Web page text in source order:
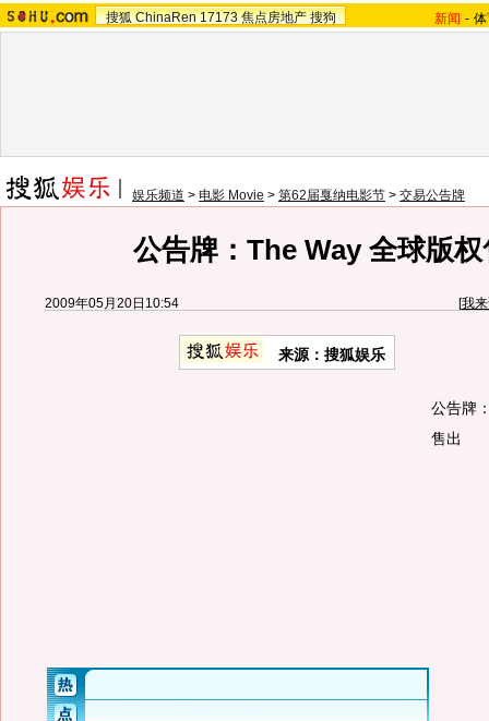
搜狐 ChinaRen 17173 焦点房地产 搜狗 新闻 -
娱乐频道 > 电影 Movie > 第62届戛纳电影节 > 交易公告牌
公告牌：The Way 全球版权
2009年05月20日10:54 [我
来源： 搜狐娱乐
公告牌
售出